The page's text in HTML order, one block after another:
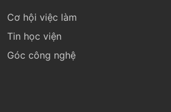
Cơ hội việc làm
Tin học viện
Góc công nghệ